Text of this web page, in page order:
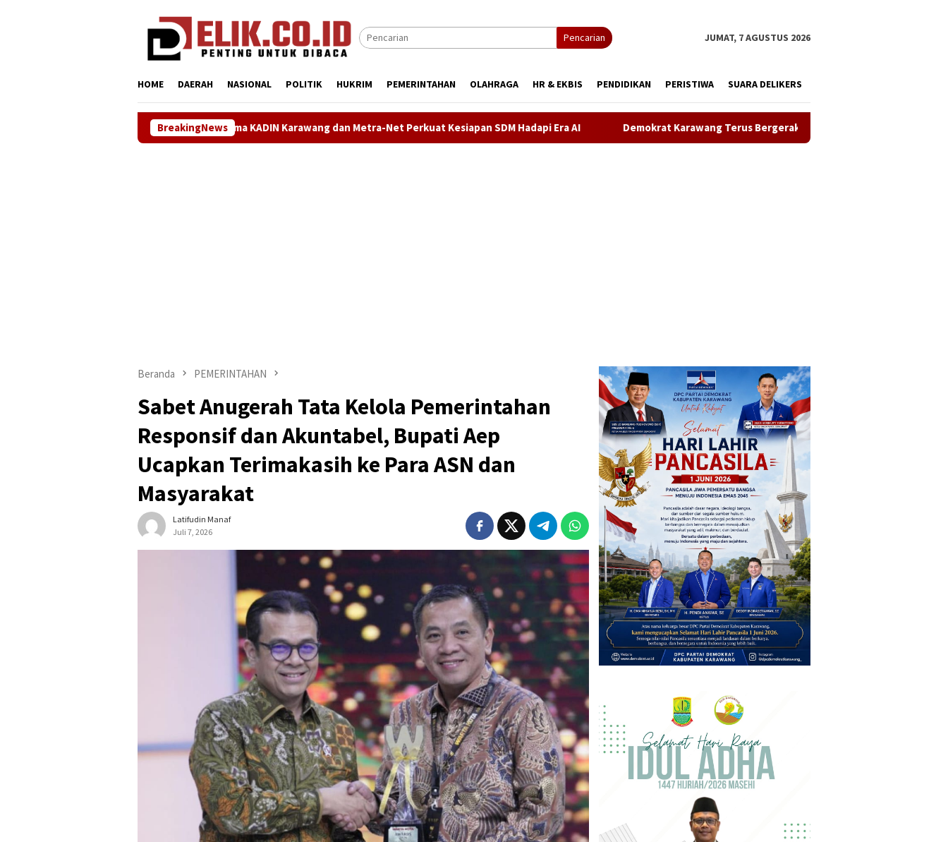
Pencarian JUMAT, 7 AGUSTUS 2026
HOME DAERAH NASIONAL POLITIK HUKRIM PEMERINTAHAN OLAHRAGA HR & EKBIS PENDIDIKAN PERISTIWA SUARA DELIKERS
BreakingNews
ASOKA Bersama KADIN Karawang dan Metra-Net Perkuat Kesiapan SDM Hadapi Era AI Demokrat Karawang Terus Bergerak Bersihkan Lingkungan, Wujudkan Langit Biru dan
Beranda PEMERINTAHAN
Sabet Anugerah Tata Kelola Pemerintahan
Responsif dan Akuntabel, Bupati Aep
Ucapkan Terimakasih ke Para ASN dan
Masyarakat
Latifudin Manaf
Juli 7, 2026